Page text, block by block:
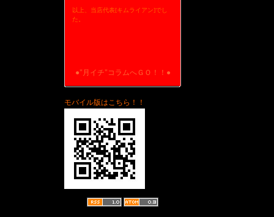
以上、当店代表[キムライアン]でし
た。
●"月イチ"コラムへＧＯ！！●
モバイル版はこちら！！